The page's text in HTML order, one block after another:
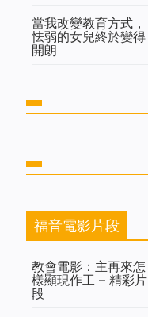
當我改變教育方式，
怯弱的女兒終於變得
開朗
福音電影片段
教會電影：主再來怎
樣顯現作工 – 精彩片
段